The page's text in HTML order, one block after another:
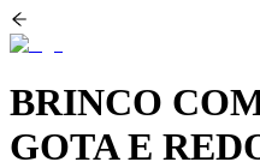
BRINCO
GOTA E